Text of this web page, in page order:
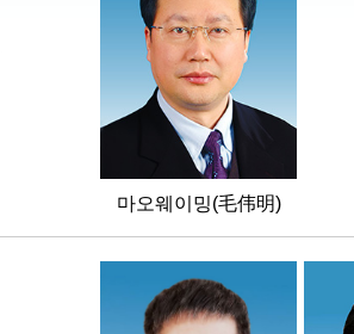
마오웨이밍(毛伟明)